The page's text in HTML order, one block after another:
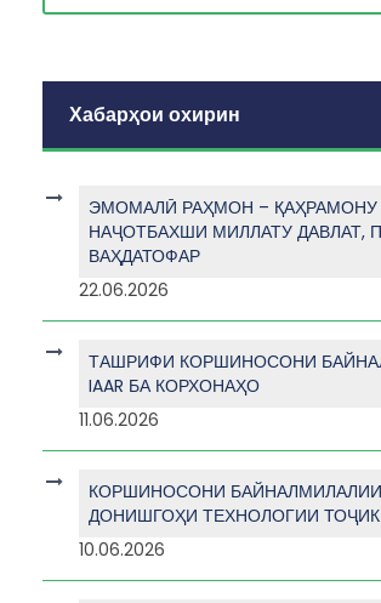
Хабарҳои охирин
ЭМОМАЛӢ РАҲМОН –
НАҶОТБАХШИ МИЛЛАТУ ДАВЛАТ,
ВАҲДАТОФАР
22.06.2026
ТАШРИФИ КОРШИНОСОНИ
IAAR БА КОРХОНАҲО
11.06.2026
КОРШИНОСОНИ БАЙНАЛМИЛАЛИИ
ДОНИШГОҲИ ТЕХНОЛОГИИ
10.06.2026